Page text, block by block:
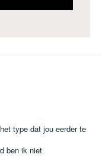
type dat jou eerder te
ben ik niet